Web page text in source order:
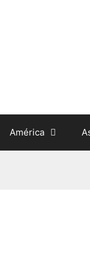
América